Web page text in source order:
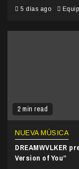
5 días ago
2 min read
NUEVA MÚSICA
DREAMWVLKER
Version of You”